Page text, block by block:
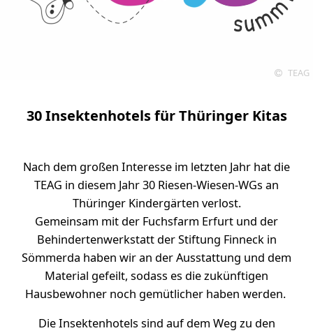
TEAG
30 Insektenhotels für Thüringer Kitas
Nach dem großen Interesse im letzten Jahr hat die
TEAG in diesem Jahr 30 Riesen-Wiesen-WGs an
Thüringer Kindergärten verlost.
Gemeinsam mit der Fuchsfarm Erfurt und der
Behindertenwerkstatt der Stiftung Finneck in
Sömmerda haben wir an der Ausstattung und dem
Material gefeilt, sodass es die zukünftigen
Hausbewohner noch gemütlicher haben werden.
Die Insektenhotels sind auf dem Weg zu den